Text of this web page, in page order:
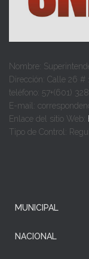
Nombre:
Dirección: Calle 26 #
teléfono: 57+(601) 328
E-mail:
Enlace del sitio Web:
Tipo de Control:
MUNICIPAL
NACIONAL